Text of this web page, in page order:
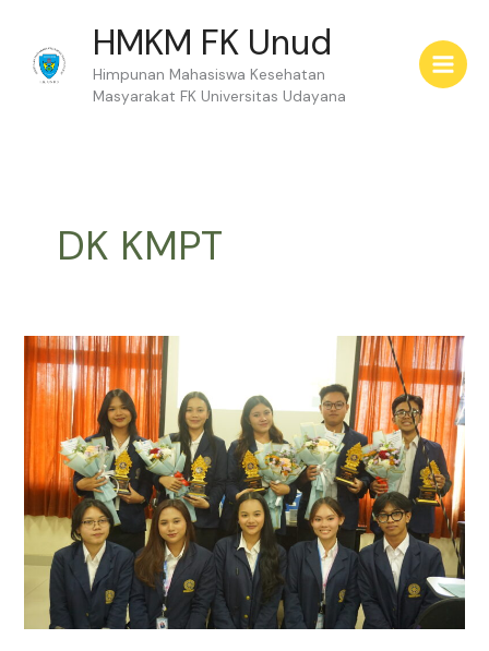
content
HMKM FK Unud
Himpunan Mahasiswa Kesehatan
Masyarakat FK Universitas Udayana
DK KMPT
Event
Report:
Musyawarah
Anggota
DK
KMPT
2025